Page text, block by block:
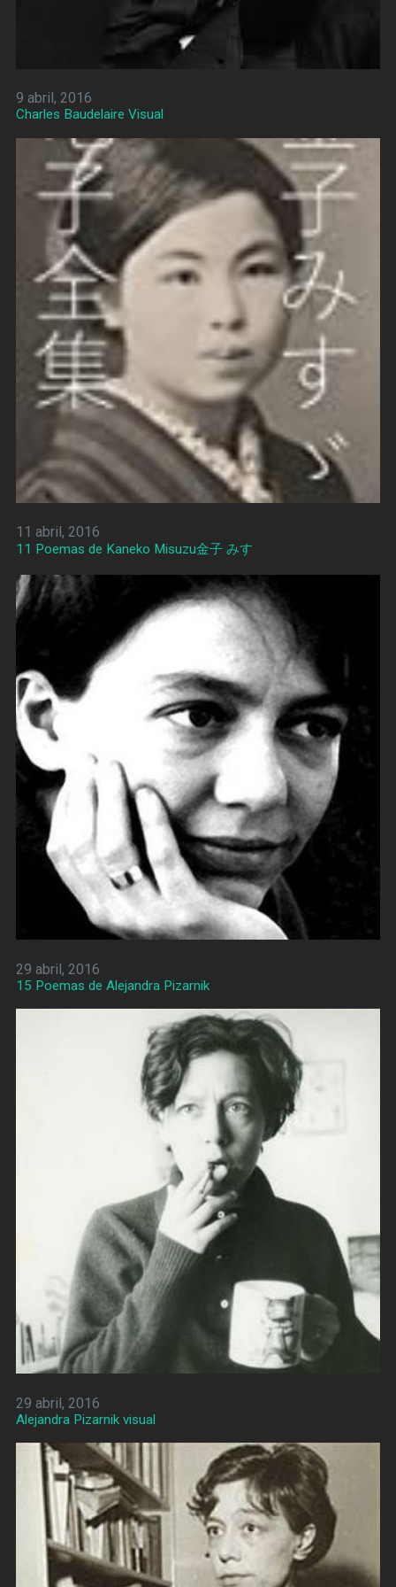
9 abril, 2016
Charles Baudelaire Visual
11 abril, 2016
11 Poemas de Kaneko Misuzu金子 みすゞ
29 abril, 2016
15 Poemas de Alejandra Pizarnik
29 abril, 2016
Alejandra Pizarnik visual